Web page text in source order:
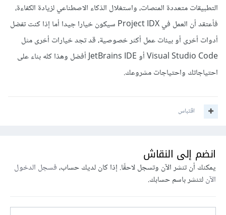
التطبيقات متعددة المنصات، واستغلال الذكاء الاصطناعي لزيادة الكفاءة،
فأعتقد أن العمل في Project IDX سيكون خيارا جيدا أما إذا كنت تفضل
أدوات أخرى أو بيئات عمل أكثر خصوصية، قد تجد خيارات أخرى مثل
Visual Studio Code أو JetBrains IDE أفضل وهذا كله بناء على
احتياجاتك واحتياجات مشروعك.
اقتباس
انضم إلى النقاش
يمكنك أن تنشر الآن وتسجل لاحقًا. إذا كان لديك حساب،فسجل الدخول
الآنلتنشر باسم حسابك.